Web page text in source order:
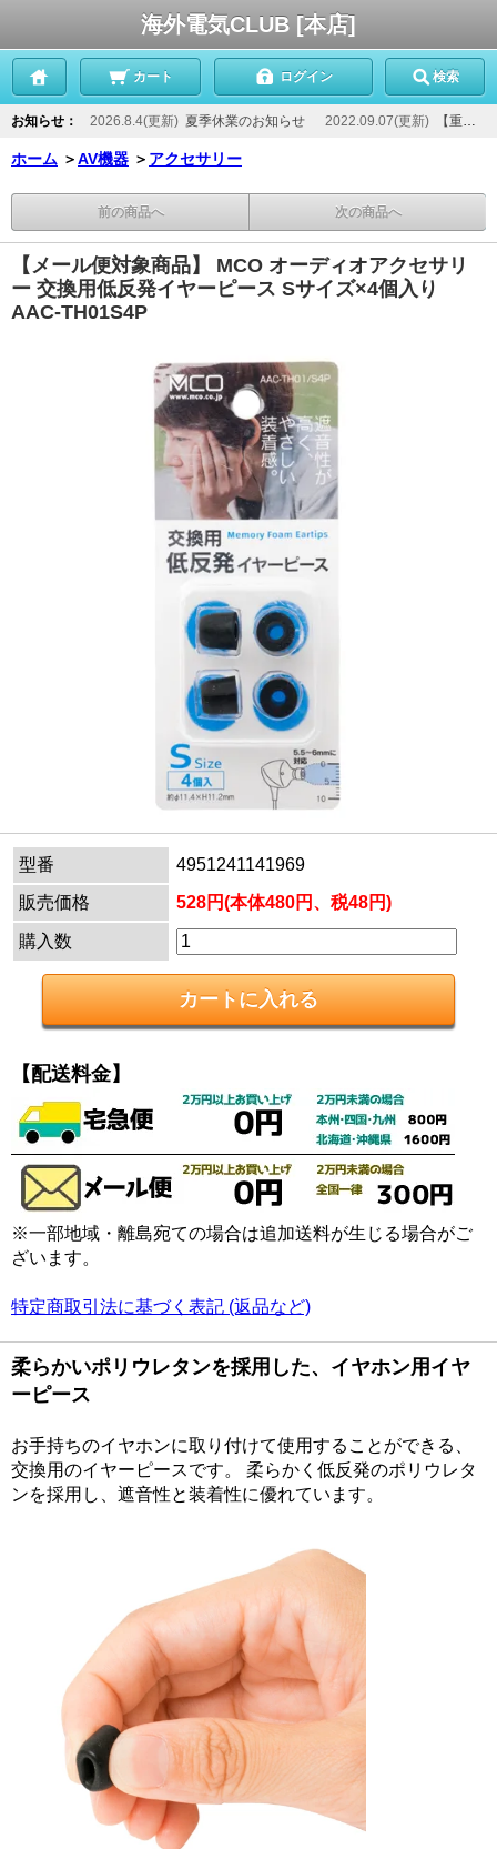
海外電気CLUB [本店]
カート ログイン 検索
お知らせ： 2026.8.4(更新) 夏季休業のお知らせ 2022.09.07(更新) 【重要】当店からのメールが届かないお客様へ
ホーム ＞AV機器 ＞ アクセサリー
前の商品へ 次の商品へ
【メール便対象商品】 MCO オーディオアクセサリ
ー 交換用低反発イヤーピース Sサイズ×4個入り
AAC-TH01S4P
型番
4951241141969
販売価格
528円(本体480円、税48円)
購入数
【配送料金】
※一部地域・離島宛ての場合は追加送料が生じる場合がご
ざいます。
特定商取引法に基づく表記 (返品など)
柔らかいポリウレタンを採用した、イヤホン用イヤ
ーピース
お手持ちのイヤホンに取り付けて使用することができる、
交換用のイヤーピースです。 柔らかく低反発のポリウレタ
ンを採用し、遮音性と装着性に優れています。